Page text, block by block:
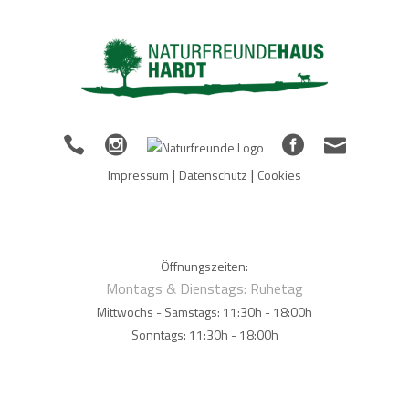
Impressum | Datenschutz | Cookies
Öffnungszeiten:
Montags & Dienstags: Ruhetag
Mittwochs - Samstags: 11:30h - 18:00h
Sonntags: 11:30h - 18:00h